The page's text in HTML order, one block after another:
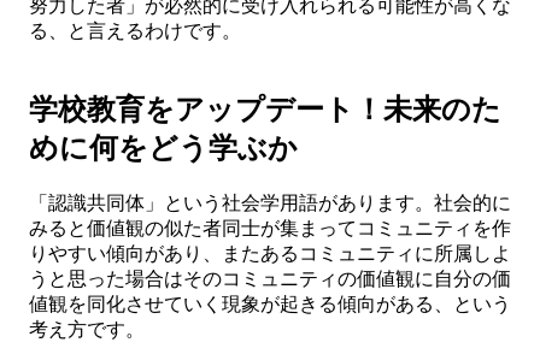
努力した者」が必然的に受け入れられる可能性が高くな
る、と言えるわけです。
学校教育をアップデート！未来のた
めに何をどう学ぶか
「認識共同体」という社会学用語があります。社会的に
みると価値観の似た者同士が集まってコミュニティを作
りやすい傾向があり、またあるコミュニティに所属しよ
うと思った場合はそのコミュニティの価値観に自分の価
値観を同化させていく現象が起きる傾向がある、という
考え方です。